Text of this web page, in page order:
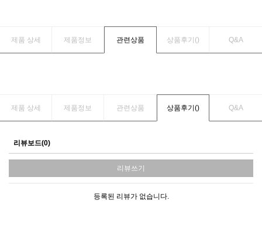
제품 상세 제품정보 관련상품 상품후기() Q&A
제품 상세 제품정보 관련상품 상품후기() Q&A
리뷰보드(0)
리뷰쓰기
등록된 리뷰가 없습니다.